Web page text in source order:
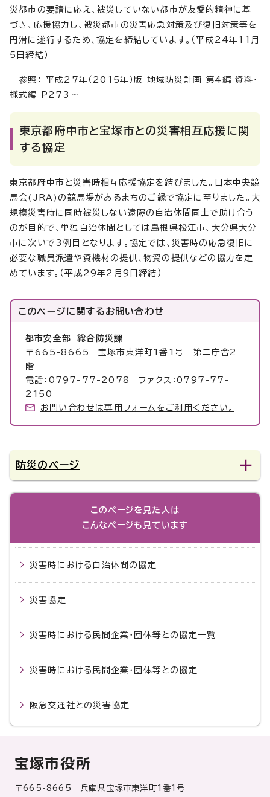
災都市の要請に応え、被災していない都市が友愛的精神に基
づき、応援協力し、被災都市の災害応急対策及び復旧対策等を
円滑に遂行するため、協定を締結しています。（平成24年11月
5日締結）
参照： 平成27年（2015年）版 地域防災計画 第4編 資料・
様式編 P273～
東京都府中市と宝塚市との災害相互応援に関
する協定
東京都府中市と災害時相互応援協定を結びました。日本中央競
馬会(JRA)の競馬場があるまちのご縁で協定に至りました。大
規模災害時に同時被災しない遠隔の自治体間同士で助け合う
のが目的で、単独自治体間としては島根県松江市、大分県大分
市に次いで3例目となります。協定では、災害時の応急復旧に
必要な職員派遣や資機材の提供、物資の提供などの協力を定
めています。（平成29年2月9日締結）
このページに関するお問い合わせ
都市安全部 総合防災課
〒665-8665 宝塚市東洋町1番1号 第二庁舎2
階
電話：0797-77-2078 ファクス：0797-77-
2150
お問い合わせは専用フォームをご利用ください。
防災のページ
このページを見た人は
こんなページも見ています
災害時における自治体間の協定
災害協定
災害時における民間企業・団体等との協定一覧
災害時における民間企業・団体等との協定
阪急交通社との災害協定
宝塚市役所
〒665-8665 兵庫県宝塚市東洋町1番1号